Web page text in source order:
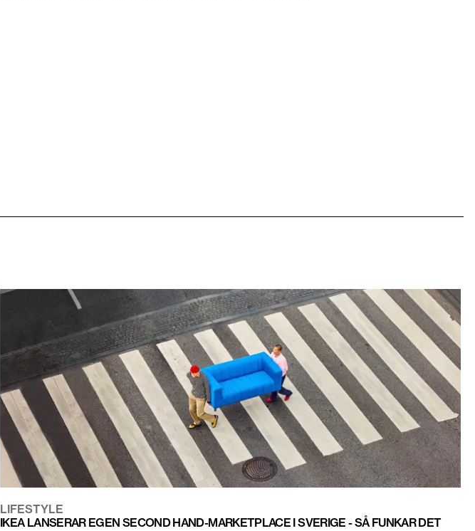
LIFESTYLE
IKEA LANSERAR EGEN SECOND HAND-MARKETPLACE I SVERIGE - SÅ FUNKAR DET